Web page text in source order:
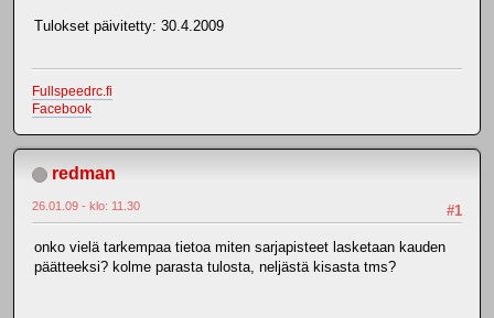
Tulokset päivitetty: 30.4.2009
Fullspeedrc.fi
Facebook
redman
#1
26.01.09 - klo: 11.30
onko vielä tarkempaa tietoa miten sarjapisteet lasketaan kauden
päätteeksi? kolme parasta tulosta, neljästä kisasta tms?